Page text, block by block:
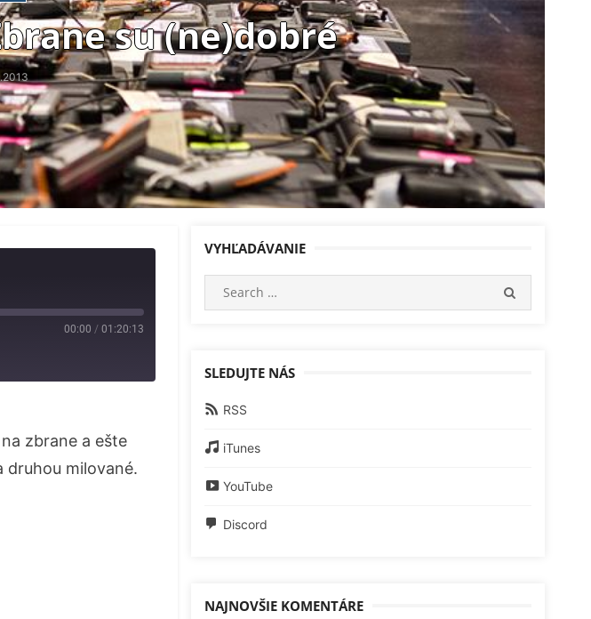
su (ne)dobré
00:00 / 01:20:13
zbrane a ešte
druhou milované.
VYHĽADÁVANIE
SLEDUJTE NÁS
RSS
iTunes
YouTube
Discord
NAJNOVŠIE KOMENTÁRE